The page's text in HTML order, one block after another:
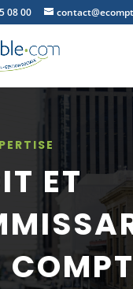
08 00
ET